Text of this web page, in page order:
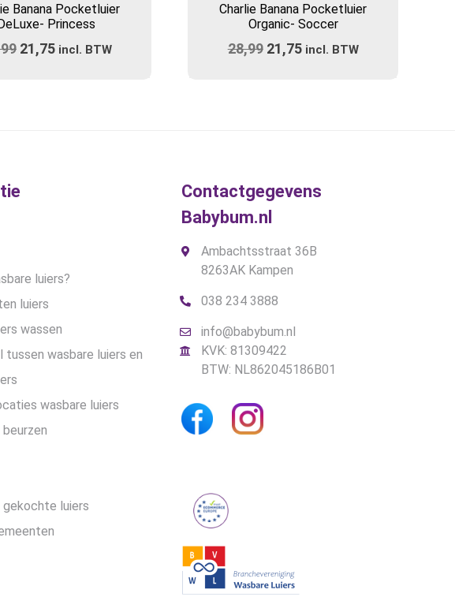
Banana Pocketluier
Princess
Oorspronkelijke
21,75Huidige
incl. BTW
Charlie Banana Pocketluier
Organic- Soccer
28,99 Oorspronkelijke
21,75Huidige
incl. BTW
luiers?
luiers
wassen
tussen wasbare luiers en
wasbare luiers
luiers
Contactgegevens
Babybum.nl
Ambachtsstraat 36B
8263AK Kampen
038 234 3888
info@babybum.nl
KVK: 81309422
BTW: NL862045186B01